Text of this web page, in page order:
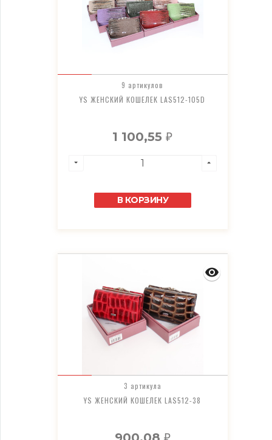
9 артикулов
YS ЖЕНСКИЙ КОШЕЛЕК LAS512-105D
1 100,55₽
В КОРЗИНУ
3 артикула
YS ЖЕНСКИЙ КОШЕЛЕК LAS512-38
₽